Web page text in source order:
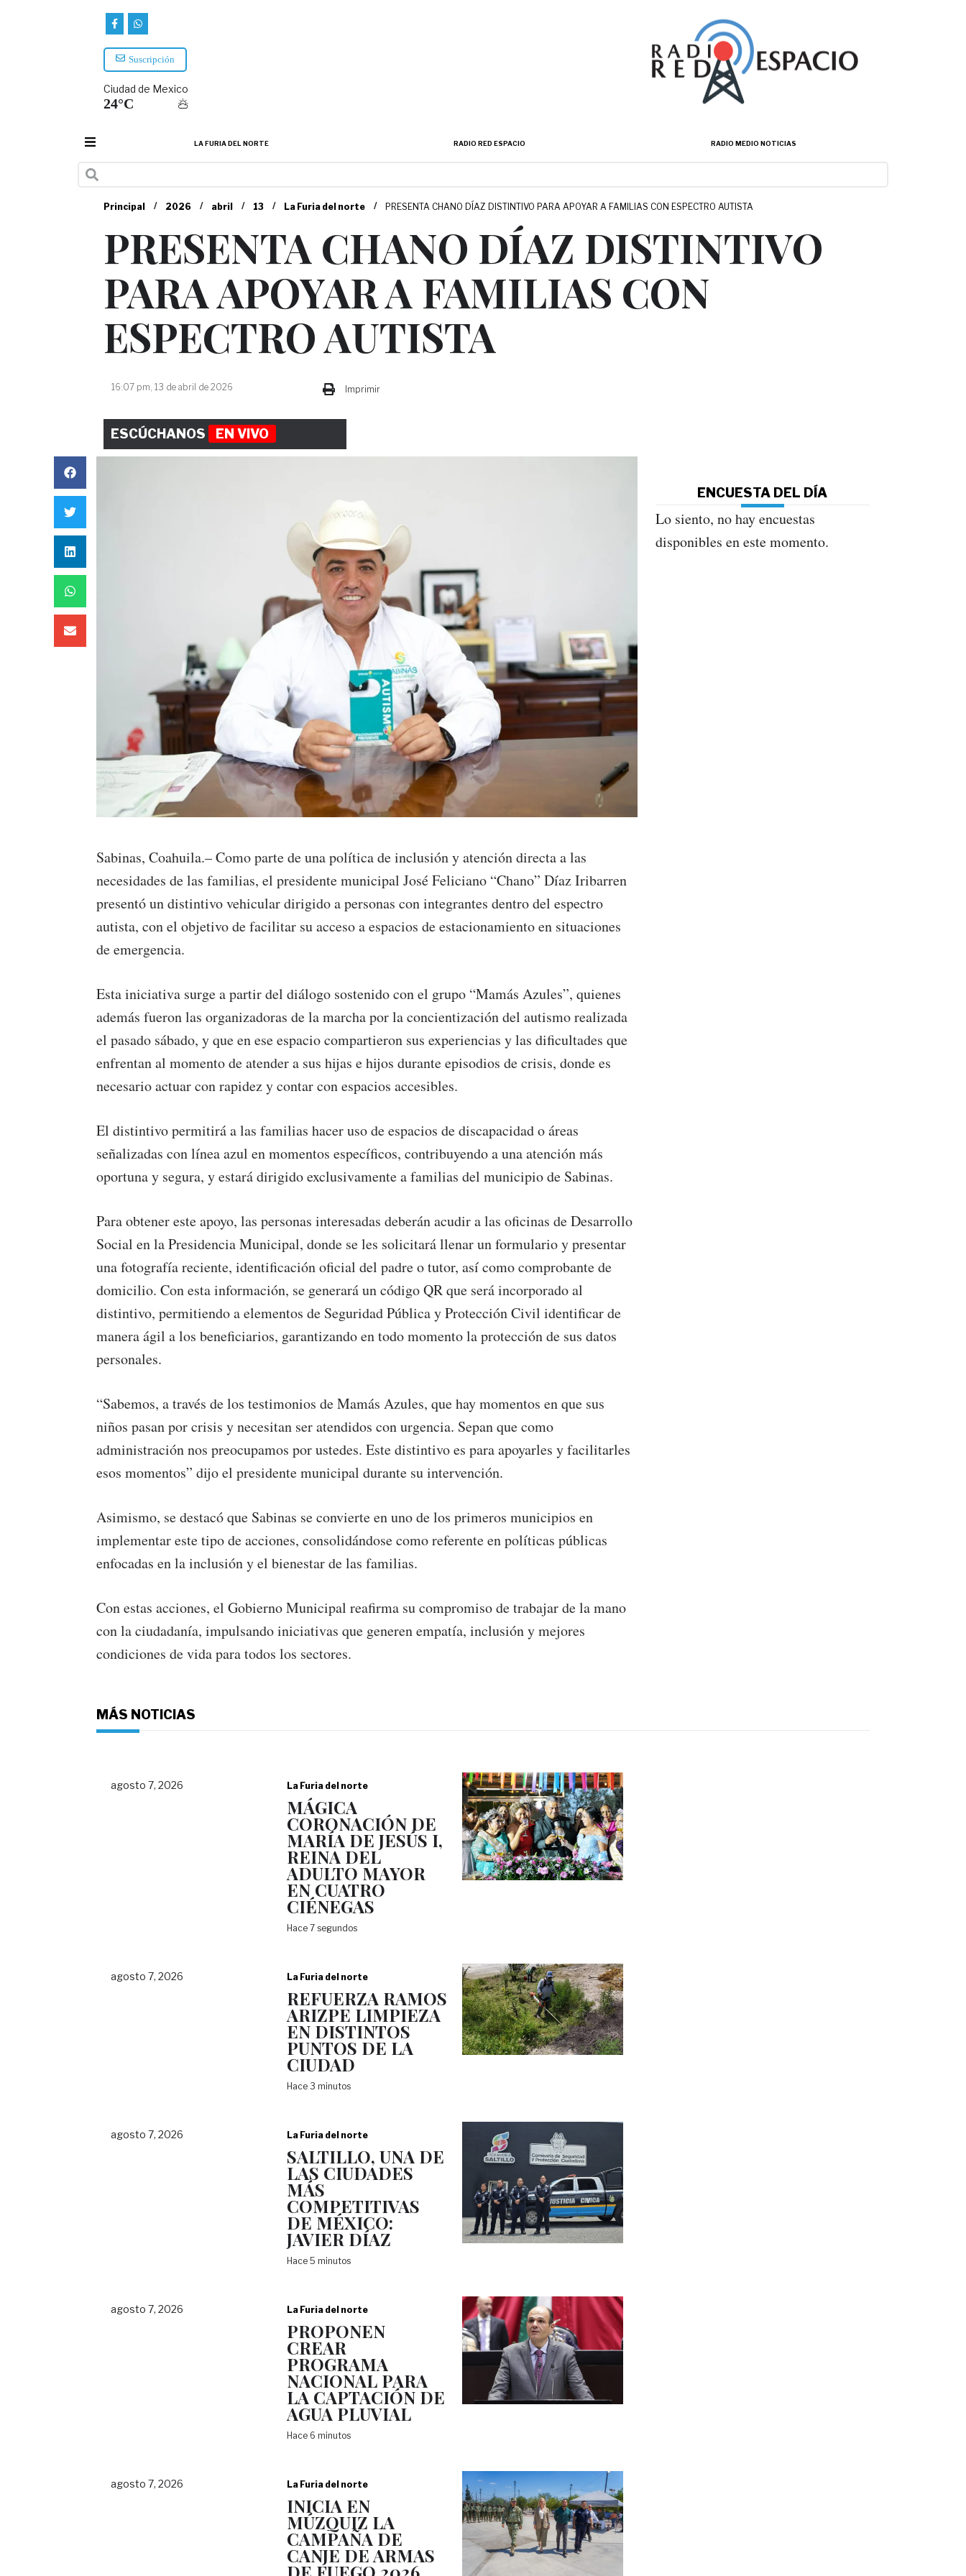
Suscripción
Ciudad de Mexico
24°C
LA FURIA DEL NORTE RADIO RED ESPACIO RADIO MEDIO NOTICIAS
Principal / 2026 / abril / 13 / La Furia del norte / PRESENTA CHANO DÍAZ DISTINTIVO PARA APOYAR A FAMILIAS CON ESPECTRO AUTISTA
PRESENTA CHANO DÍAZ DISTINTIVO
PARA APOYAR A FAMILIAS CON
ESPECTRO AUTISTA
16:07 pm, 13 de abril de 2026 Imprimir
ESCÚCHANOS EN VIVO
Sabinas, Coahuila.– Como parte de una política de inclusión y atención directa a las
necesidades de las familias, el presidente municipal José Feliciano “Chano” Díaz Iribarren
presentó un distintivo vehicular dirigido a personas con integrantes dentro del espectro
autista, con el objetivo de facilitar su acceso a espacios de estacionamiento en situaciones
de emergencia.
Esta iniciativa surge a partir del diálogo sostenido con el grupo “Mamás Azules”, quienes
además fueron las organizadoras de la marcha por la concientización del autismo realizada
el pasado sábado, y que en ese espacio compartieron sus experiencias y las dificultades que
enfrentan al momento de atender a sus hijas e hijos durante episodios de crisis, donde es
necesario actuar con rapidez y contar con espacios accesibles.
El distintivo permitirá a las familias hacer uso de espacios de discapacidad o áreas
señalizadas con línea azul en momentos específicos, contribuyendo a una atención más
oportuna y segura, y estará dirigido exclusivamente a familias del municipio de Sabinas.
Para obtener este apoyo, las personas interesadas deberán acudir a las oficinas de Desarrollo
Social en la Presidencia Municipal, donde se les solicitará llenar un formulario y presentar
una fotografía reciente, identificación oficial del padre o tutor, así como comprobante de
domicilio. Con esta información, se generará un código QR que será incorporado al
distintivo, permitiendo a elementos de Seguridad Pública y Protección Civil identificar de
manera ágil a los beneficiarios, garantizando en todo momento la protección de sus datos
personales.
“Sabemos, a través de los testimonios de Mamás Azules, que hay momentos en que sus
niños pasan por crisis y necesitan ser atendidos con urgencia. Sepan que como
administración nos preocupamos por ustedes. Este distintivo es para apoyarles y facilitarles
esos momentos” dijo el presidente municipal durante su intervención.
Asimismo, se destacó que Sabinas se convierte en uno de los primeros municipios en
implementar este tipo de acciones, consolidándose como referente en políticas públicas
enfocadas en la inclusión y el bienestar de las familias.
Con estas acciones, el Gobierno Municipal reafirma su compromiso de trabajar de la mano
con la ciudadanía, impulsando iniciativas que generen empatía, inclusión y mejores
condiciones de vida para todos los sectores.
ENCUESTA DEL DÍA
Lo siento, no hay encuestas
disponibles en este momento.
MÁS NOTICIAS
agosto 7, 2026 La Furia del norte
MÁGICA
CORONACIÓN DE
MARÍA DE JESÚS I,
REINA DEL
ADULTO MAYOR
EN CUATRO
CIÉNEGAS
Hace 7 segundos
agosto 7, 2026 La Furia del norte
REFUERZA RAMOS
ARIZPE LIMPIEZA
EN DISTINTOS
PUNTOS DE LA
CIUDAD
Hace 3 minutos
agosto 7, 2026 La Furia del norte
SALTILLO, UNA DE
LAS CIUDADES
MÁS
COMPETITIVAS
DE MÉXICO:
JAVIER DÍAZ
Hace 5 minutos
agosto 7, 2026 La Furia del norte
PROPONEN
CREAR
PROGRAMA
NACIONAL PARA
LA CAPTACIÓN DE
AGUA PLUVIAL
Hace 6 minutos
agosto 7, 2026 La Furia del norte
INICIA EN
MÚZQUIZ LA
CAMPAÑA DE
CANJE DE ARMAS